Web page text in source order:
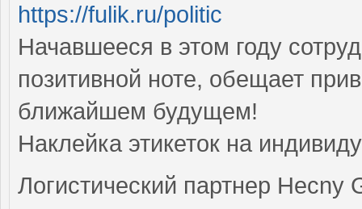
https://fulik.ru/politic
Начавшееся в этом году
позитивной ноте, обещает
ближайшем будущем!
Наклейка этикеток на
Логистический партнер Hecny